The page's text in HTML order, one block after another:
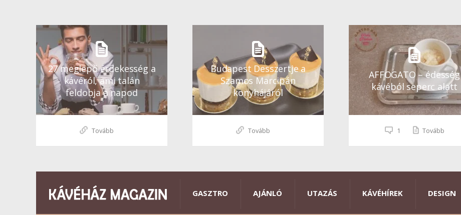
27 meglepő érdekesség a
kávéról, ami talán
feldobja a napod
Tovább
Budapest Desszertje a
Szamos Marcipán
konyhájáról
Tovább
AFFOGATO – édesség
kávéból seperc alatt
1 Tovább
GASZTRO AJÁNLÓ UTAZÁS KÁVÉHÍREK DESIGN